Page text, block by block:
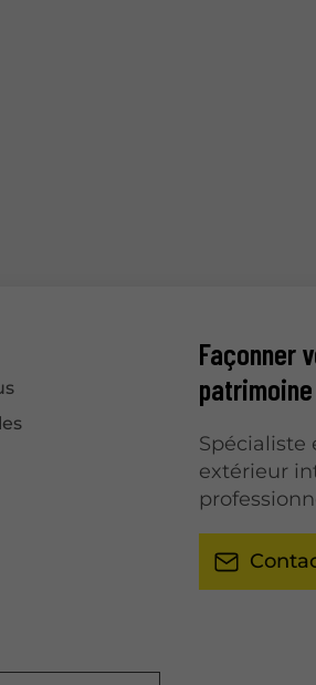
Façonner
patrimoine
extérieur